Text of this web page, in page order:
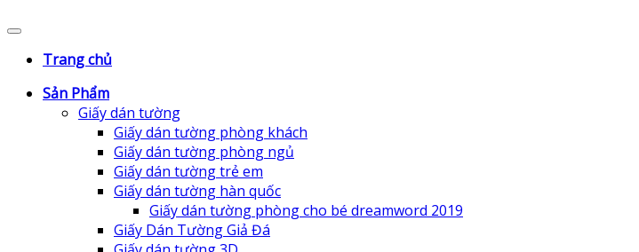
Trang chủ
Sản Phẩm
Giấy dán tường
Giấy dán tường phòng khách
Giấy dán tường phòng ngủ
Giấy dán tường trẻ em
Giấy dán tường hàn quốc
Giấy dán tường phòng cho bé dreamword 2019
Giấy Dán Tường Giả Đá